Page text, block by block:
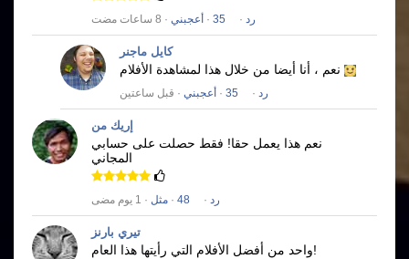
رد ·
35
· أعجبني · 8 ساعات مضت
كايل ماجنر
رد ·
35
· أعجبني · قبل ساعتين
إريك من
نعم هذا يعمل حقا! فقط حصلت على حسابي
المجاني
رد ·
48
· مثل · 1 يوم مضى
تيري بارنز
واحد من أفضل الأفلام التي رأيتها هذا العام!